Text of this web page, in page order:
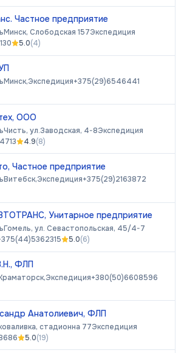
Частное предприятие
Минск, Cлободская 157Экспедиция
5.0(4)
Минск,Экспедиция+375(29)6546441
ООО
Чисть, ул.Заводская, 4-8Экспедиция
4.9(8)
Частное предприятие
Витебск,Экспедиция+375(29)2163872
Унитарное предприятие
Гомель, ул. Севастопольская, 45/4-7
5.0(6)
ФЛП
Экспедиция+380(50)6608596
Анатолиевич, ФЛП
стадионна 77Экспедиция
5.0(19)